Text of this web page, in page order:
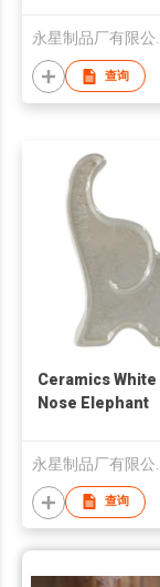
永星
查询
Ceramics White
Nose Elephant
查询